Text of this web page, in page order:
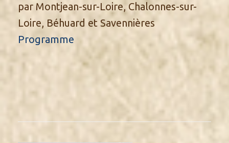
par Montjean-sur-Loire, Chalonnes-sur-
Loire, Béhuard et Savennières
Programme